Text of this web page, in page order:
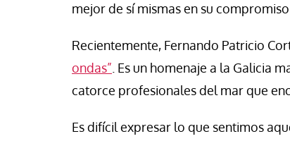
mejor de sí mismas en su
Recientemente, Fernando Patricio
ondas” . Es un homenaje a la Galicia
catorce profesionales del mar que
Es difícil expresar lo que sentimos